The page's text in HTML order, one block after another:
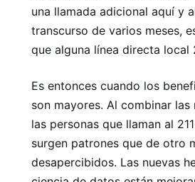
una llamada adicional aquí y
transcurso de varios meses,
que alguna línea directa local
Es entonces cuando los
son mayores. Al combinar las
las personas que llaman al
surgen patrones que de otro
desapercibidos. Las nuevas